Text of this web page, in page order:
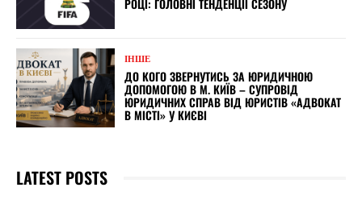
РОЦІ: ГОЛОВНІ ТЕНДЕНЦІЇ СЕЗОНУ
ІНШЕ
ДО КОГО ЗВЕРНУТИСЬ ЗА ЮРИДИЧНОЮ
ДОПОМОГОЮ В М. КИЇВ – СУПРОВІД
ЮРИДИЧНИХ СПРАВ ВІД ЮРИСТІВ «АДВОКАТ
В МІСТІ» У КИЄВІ
LATEST POSTS